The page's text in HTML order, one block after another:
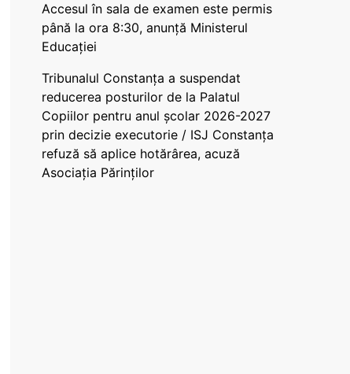
Accesul în sala de examen este permis
până la ora 8:30, anunță Ministerul
Educației
Tribunalul Constanța a suspendat
reducerea posturilor de la Palatul
Copiilor pentru anul școlar 2026-2027
prin decizie executorie / ISJ Constanța
refuză să aplice hotărârea, acuză
Asociația Părinților